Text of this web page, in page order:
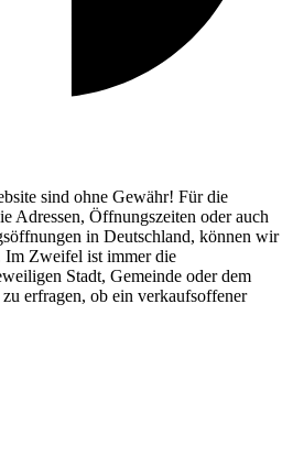
sind ohne Gewähr! Für die
Adressen, Öffnungszeiten oder auch
in Deutschland, können wir
Im Zweifel ist immer die
Stadt, Gemeinde oder dem
erfragen, ob ein verkaufsoffener